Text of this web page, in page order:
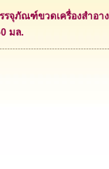
รจุภัณฑ์ขวดเครื่องสำอาง
มล.